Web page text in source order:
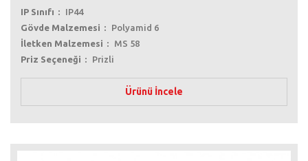
IP Sınıfı
IP44
Gövde Malzemesi
Polyamid 6
İletken Malzemesi
MS 58
Priz Seçeneği
Prizli
Ürünü İncele